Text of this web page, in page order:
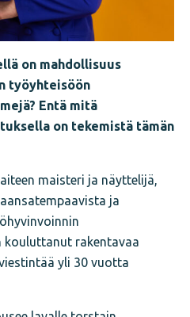
on mahdollisuus
työyhteisöön
Entä mitä
on tekemistä tämän
maisteri ja näyttelijä,
ja
kouluttanut rakentavaa
yli 30 vuotta